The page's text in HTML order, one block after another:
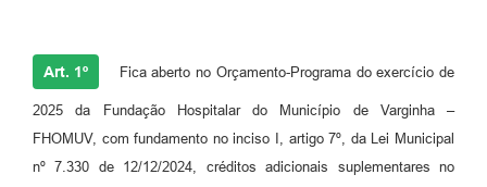
Art. 1º Fica aberto no Orçamento-Programa do exercício de
2025 da Fundação Hospitalar do Município de Varginha –
FHOMUV, com fundamento no inciso I, artigo 7º, da Lei Municipal
nº 7.330 de 12/12/2024, créditos adicionais suplementares no